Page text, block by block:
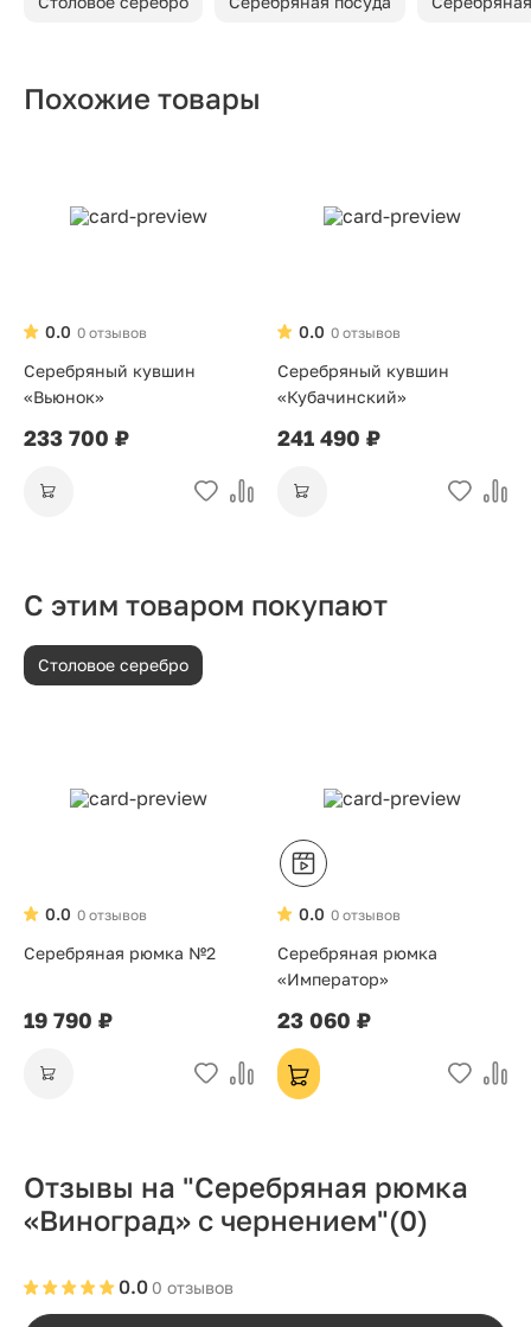
Похожие товары
0 отзывов
0.0
Серебряный кувшин
«Вьюнок»
233 700 ₽
0 отзывов
0.0
Серебряный кувшин
«Кубачинский»
241 490 ₽
С этим товаром покупают
Столовое серебро
0 отзывов
0.0
Серебряная рюмка №2
19 790 ₽
0 отзывов
0.0
Серебряная рюмка
«Император»
23 060 ₽
Отзывы на "Серебряная рюмка
«Виноград» с чернением"(0)
0 отзывов
0.0